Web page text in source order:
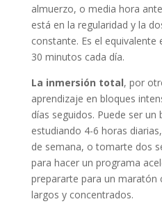
almuerzo, o media hora
está en la regularidad y la
constante. Es el
30 minutos cada día.
La inmersión total, por
aprendizaje en bloques
días seguidos. Puede ser
estudiando 4-6 horas
de semana, o tomarte dos
para hacer un programa
prepararte para un maratón
largos y concentrados.